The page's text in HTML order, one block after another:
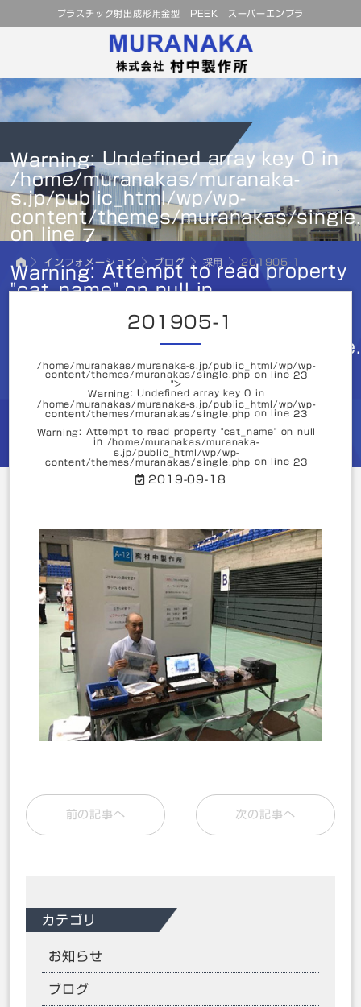
プラスチック射出成形用金型 PEEK スーパーエンプラ
Warning: Undefined array key 0 in
/home/muranakas/muranaka-
s.jp/public_html/wp/wp-
content/themes/muranakas/
on line 7
Warning: Attempt to read property
"cat_name" on null in
s.jp/public_html/wp/wp-
content/themes/muranakas/
on line7
: Undefined array key 0 in
/home/muranakas/muranaka-
s.jp/public_html/wp/wp-
content/themes/muranakas/single.phpon line7
Warning: Attempt to read property "slug" on null in
/home/muranakas/muranaka-
s.jp/public_html/wp/wp-
インフォメーション ブログ 採用 201905-1
201905-1
/home/muranakas/muranaka-s.jp/public_html/wp/wp-
content/themes/muranakas/single.php on line 23
">
Warning: Undefined array key 0 in
/home/muranakas/muranaka-s.jp/public_html/wp/wp-
content/themes/muranakas/single.php on line 23
Warning: Attempt to read property "cat_name" on null
in
/home/muranakas/muranaka-
s.jp/public_html/wp/wp-
content/themes/muranakas/single.php on line 23
2019-09-18
前の記事へ 次の記事へ
カテゴリ
お知らせ
ブログ